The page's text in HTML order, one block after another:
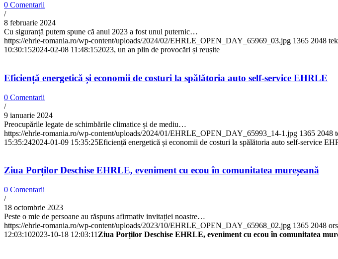
0 Comentarii
/
8 februarie 2024
Cu siguranță putem spune că anul 2023 a fost unul puternic…
https://ehrle-romania.ro/wp-content/uploads/2024/02/EHRLE_OPEN_DAY_65969_03.jpg 1365 2048
10:30:152024-02-08 11:48:152023, un an plin de provocări și reușite
Eficiență energetică și economii de costuri la spălătoria auto self-service EHRLE
0 Comentarii
/
9 ianuarie 2024
Preocupările legate de schimbările climatice și de mediu…
https://ehrle-romania.ro/wp-content/uploads/2024/01/EHRLE_OPEN_DAY_65993_14-1.jpg 1365 2048
15:35:242024-01-09 15:35:25Eficiență energetică și economii de costuri la spălătoria auto self-service
Ziua Porților Deschise EHRLE, eveniment cu ecou în comunitatea mureșeană
0 Comentarii
/
18 octombrie 2023
Peste o mie de persoane au răspuns afirmativ invitației noastre…
https://ehrle-romania.ro/wp-content/uploads/2023/10/EHRLE_OPEN_DAY_65968_02.jpg 1365 2048
12:03:102023-10-18 12:03:11 Ziua Porților Deschise EHRLE, eveniment cu ecou în comunitatea